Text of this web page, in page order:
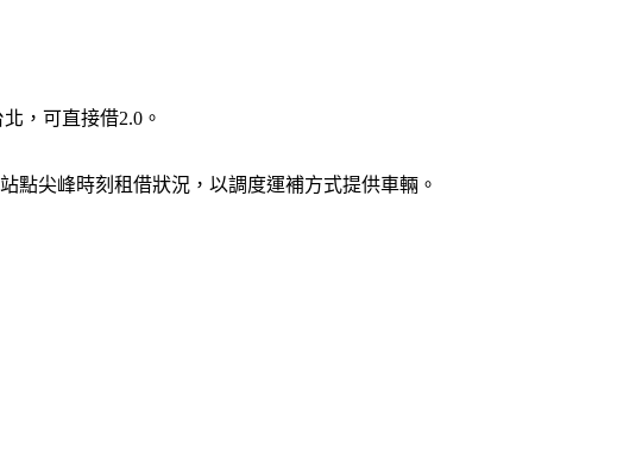
，可直接借2.0。
點尖峰時刻租借狀況，以調度運補方式提供車輛。